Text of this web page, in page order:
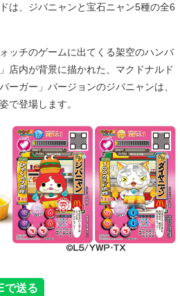
は、ジバニャンと宝石ニャン5種の全6
ッチのゲームに出てくる架空のハンバ
店内が背景に描かれた、マクドナルド
ーガー」バージョンのジバニャンは、
で登場します。